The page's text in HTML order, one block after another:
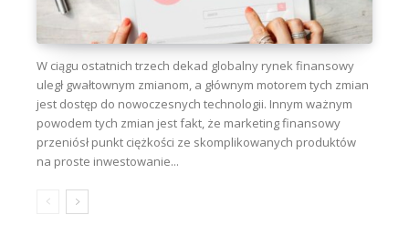
W ciągu ostatnich trzech dekad globalny rynek finansowy
uległ gwałtownym zmianom, a głównym motorem tych zmian
jest dostęp do nowoczesnych technologii. Innym ważnym
powodem tych zmian jest fakt, że marketing finansowy
przeniósł punkt ciężkości ze skomplikowanych produktów
na proste inwestowanie...